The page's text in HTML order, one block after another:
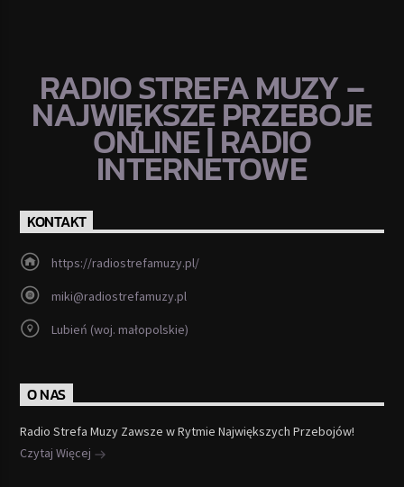
RADIO STREFA MUZY –
NAJWIĘKSZE PRZEBOJE
ONLINE | RADIO
INTERNETOWE
KONTAKT
https://radiostrefamuzy.pl/
miki@radiostrefamuzy.pl
Lubień (woj. małopolskie)
O NAS
Radio Strefa Muzy Zawsze w Rytmie Największych Przebojów!
Czytaj Więcej